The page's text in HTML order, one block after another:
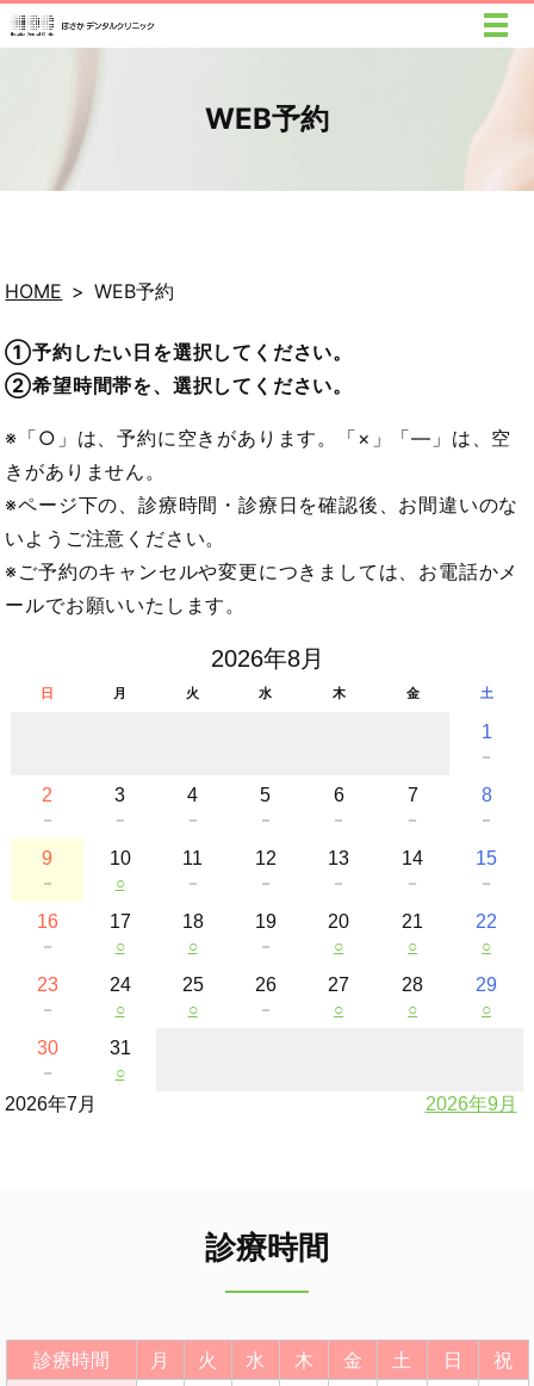
WEB予約
HOME WEB予約
①予約したい日を選択してください。
②希望時間帯を、選択してください。
※「○」は、予約に空きがあります。「×」「―」は、空
きがありません。
※ページ下の、診療時間・診療日を確認後、お間違いのな
いようご注意ください。
※ご予約のキャンセルや変更につきましては、お電話かメ
ールでお願いいたします。
2026年8月
日 月 火 水 木 金 土
1
－
2
－
3
－
4
－
5
－
6
－
7
－
8
－
9
－
10
○
11
－
12
－
13
－
14
－
15
－
16
－
17
○
18
○
19
－
20
○
21
○
22
○
23
－
24
○
25
○
26
－
27
○
28
○
29
○
30
－
31
○
2026年7月 2026年9月
診療時間
診療時間 月 火 水 木 金 土 日
祝